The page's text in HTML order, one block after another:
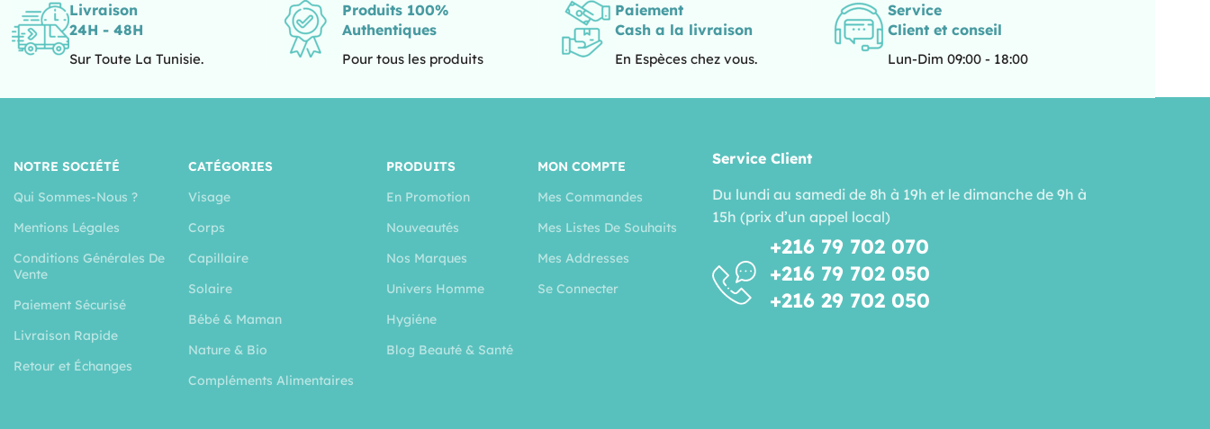
Livraison
24H - 48H
Sur Toute La Tunisie.
Produits 100%
Authentiques
Pour tous les produits
Paiement
Cash a la livraison
En Espèces chez vous.
Service
Client et conseil
Lun-Dim 09:00 - 18:00
NOTRE SOCIÉTÉ
Qui Sommes-Nous ?
Mentions Légales
Conditions Générales De
Vente
Paiement Sécurisé
Livraison Rapide
Retour et Échanges
CATÉGORIES
Visage
Corps
Capillaire
Solaire
Bébé & Maman
Nature & Bio
Compléments Alimentaires
PRODUITS
En Promotion
Nouveautés
Nos Marques
Univers Homme
Hygiéne
Blog Beauté & Santé
MON COMPTE
Mes Commandes
Mes Listes De Souhaits
Mes Addresses
Se Connecter
Service Client
Du lundi au samedi de 8h à 19h et le dimanche de 9h à
15h (prix d’un appel local)
+216 79 702 070
+216 79 702 050
+216 29 702 050